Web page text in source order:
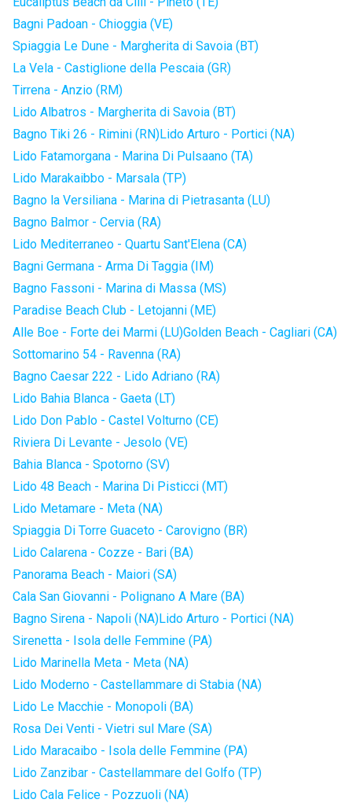
Bagni Padoan - Chioggia (VE)
Spiaggia Le Dune - Margherita di Savoia (BT)
La Vela - Castiglione della Pescaia (GR)
Tirrena - Anzio (RM)
Lido Albatros - Margherita di Savoia (BT)
Bagno Tiki 26 - Rimini (RN)Lido Arturo - Portici (NA)
Lido Fatamorgana - Marina Di Pulsaano (TA)
Lido Marakaibbo - Marsala (TP)
Bagno la Versiliana - Marina di Pietrasanta (LU)
Bagno Balmor - Cervia (RA)
Lido Mediterraneo - Quartu Sant'Elena (CA)
Bagni Germana - Arma Di Taggia (IM)
Bagno Fassoni - Marina di Massa (MS)
Paradise Beach Club - Letojanni (ME)
Alle Boe - Forte dei Marmi (LU)Golden Beach - Cagliari (CA)
Sottomarino 54 - Ravenna (RA)
Bagno Caesar 222 - Lido Adriano (RA)
Lido Bahia Blanca - Gaeta (LT)
Lido Don Pablo - Castel Volturno (CE)
Riviera Di Levante - Jesolo (VE)
Bahia Blanca - Spotorno (SV)
Lido 48 Beach - Marina Di Pisticci (MT)
Lido Metamare - Meta (NA)
Spiaggia Di Torre Guaceto - Carovigno (BR)
Lido Calarena - Cozze - Bari (BA)
Panorama Beach - Maiori (SA)
Cala San Giovanni - Polignano A Mare (BA)
Bagno Sirena - Napoli (NA)Lido Arturo - Portici (NA)
Sirenetta - Isola delle Femmine (PA)
Lido Marinella Meta - Meta (NA)
Lido Moderno - Castellammare di Stabia (NA)
Lido Le Macchie - Monopoli (BA)
Rosa Dei Venti - Vietri sul Mare (SA)
Lido Maracaibo - Isola delle Femmine (PA)
Lido Zanzibar - Castellammare del Golfo (TP)
Lido Cala Felice - Pozzuoli (NA)